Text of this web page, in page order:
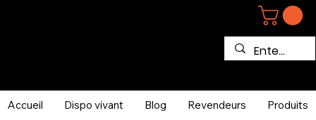
Accueil Dispo vivant Blog Revendeurs Produits